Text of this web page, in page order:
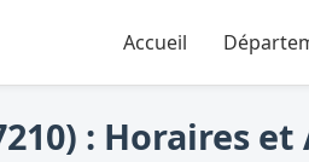
Accueil
: Horaires et